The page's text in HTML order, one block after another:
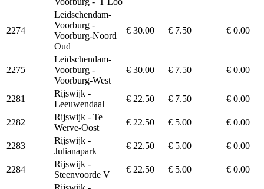
2274
Leidschendam-
Voorburg -
Voorburg-Noord
Oud
€ 30.00 € 7.50 € 0.00
2275
Leidschendam-
Voorburg -
Voorburg-West
€ 30.00 € 7.50 € 0.00
2281
Rijswijk -
Leeuwendaal
€ 22.50 € 7.50 € 0.00
2282
Rijswijk - Te
Werve-Oost
€ 22.50 € 5.00 € 0.00
2283
Rijswijk -
Julianapark
€ 22.50 € 5.00 € 0.00
2284
Rijswijk -
Steenvoorde V
€ 22.50 € 5.00 € 0.00